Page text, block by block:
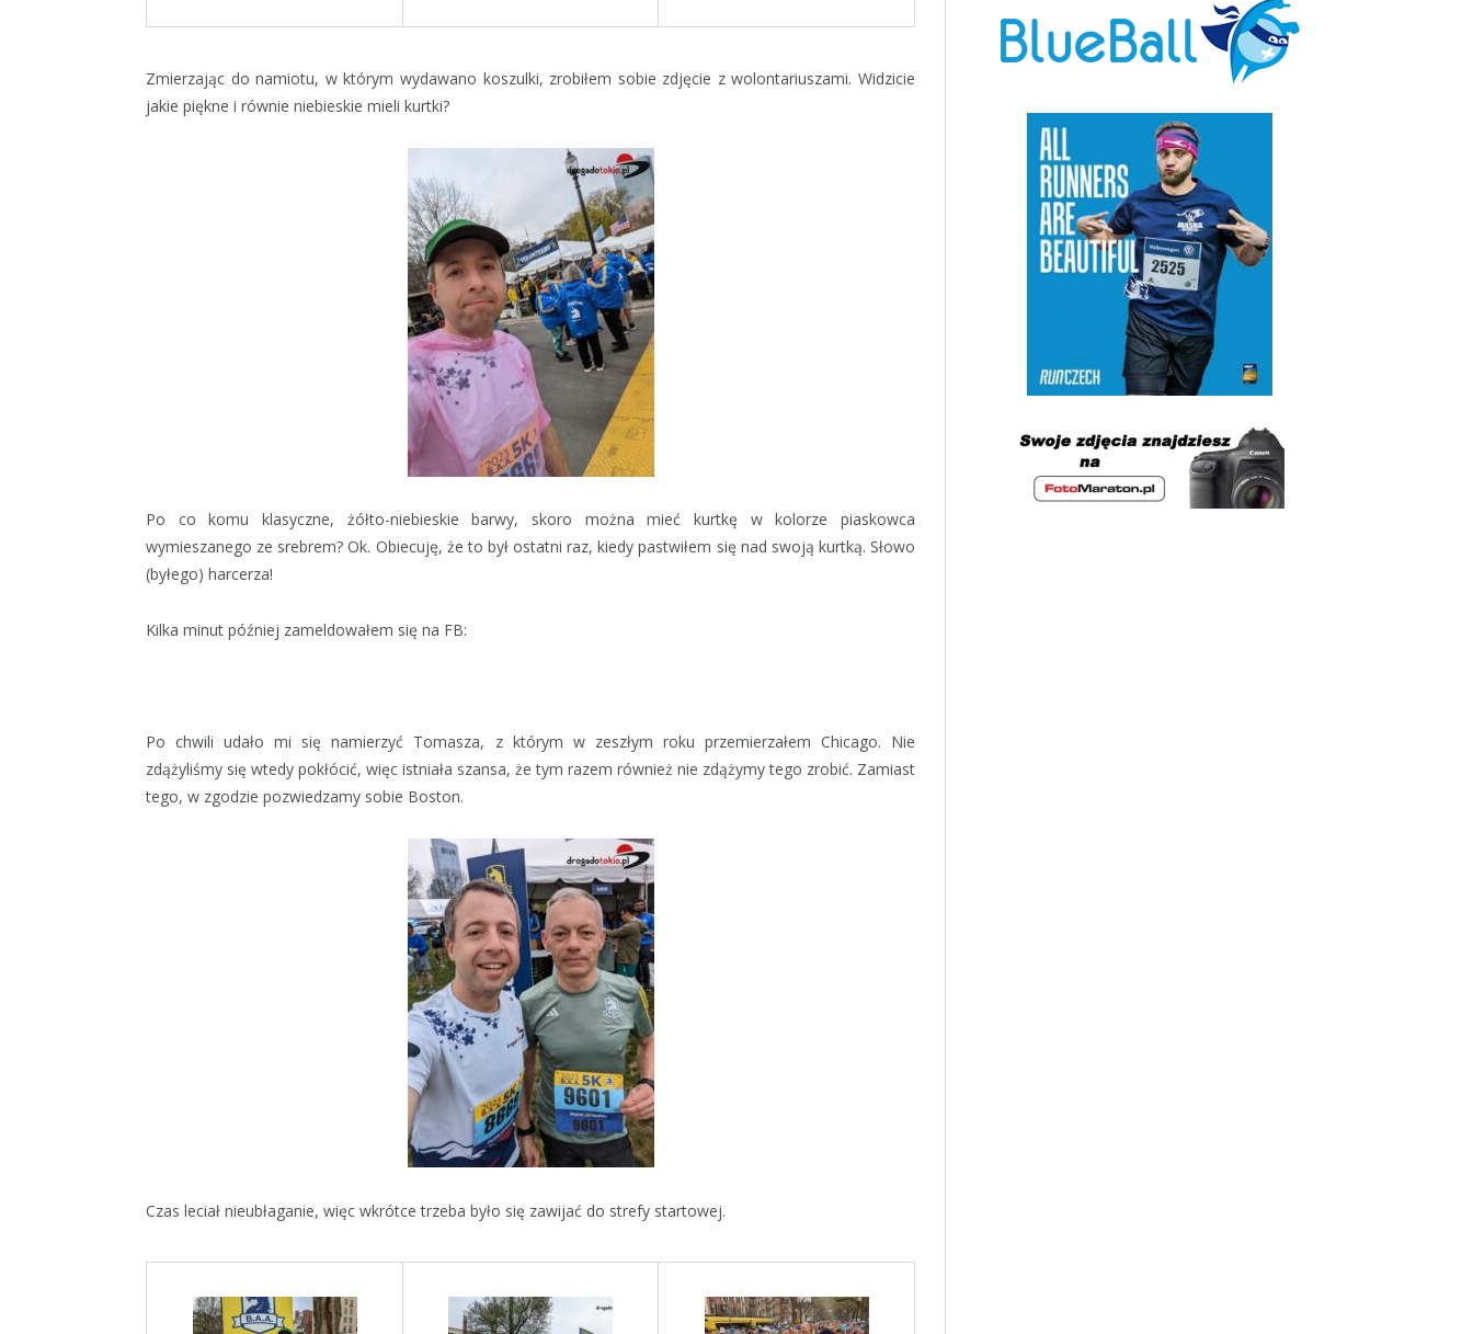
Zmierzając do namiotu, w którym wydawano koszulki, zrobiłem sobie zdjęcie z wolontariuszami. Widzicie
jakie piękne i równie niebieskie mieli kurtki?
Po co komu klasyczne, żółto-niebieskie barwy, skoro można mieć kurtkę w kolorze piaskowca
wymieszanego ze srebrem? Ok. Obiecuję, że to był ostatni raz, kiedy pastwiłem się nad swoją kurtką. Słowo
(byłego) harcerza!
Kilka minut później zameldowałem się na FB:
Po chwili udało mi się namierzyć Tomasza, z którym w zeszłym roku przemierzałem Chicago. Nie
zdążyliśmy się wtedy pokłócić, więc istniała szansa, że tym razem również nie zdążymy tego zrobić. Zamiast
tego, w zgodzie pozwiedzamy sobie Boston.
Czas leciał nieubłaganie, więc wkrótce trzeba było się zawijać do strefy startowej.